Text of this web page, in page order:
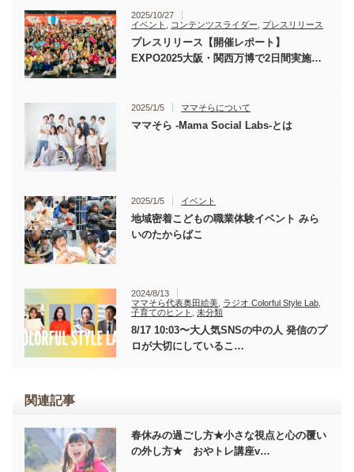
2025/10/27
イベント
コンテンツスライダー プレスリリース
プレスリリース【開催レポート】
EXPO2025大阪・関西万博で2日間実施…
2025/1/5 ママそらについて
ママそら -Mama Social Labs-とは
2025/1/5 イベント
地域密着こどもの職業体験イベント みら
いのたからばこ
2024/8/13
ママそら代表奥田絵美 ラジオ Colorful Style Lab
子育てのヒント
,未分類
8/17 10:03〜大人気SNSの中の人 発信のプ
ロが大切にしているこ…
関連記事
春休みの過ごし方★小さな視点と心の覆い
の外し方★ おやトレ講座v…